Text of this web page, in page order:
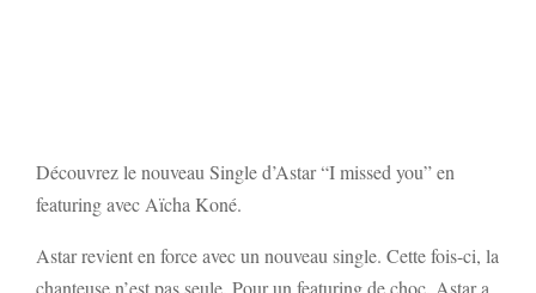
Découvrez le nouveau Single d’Astar “I missed you” en
featuring avec Aïcha Koné.
Astar revient en force avec un nouveau single. Cette fois-ci, la
chanteuse n’est pas seule. Pour un featuring de choc, Astar a